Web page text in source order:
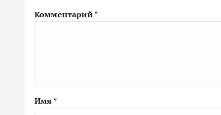
Комментарий*
Имя *